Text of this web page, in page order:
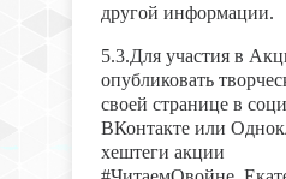
другой информации.
5.3.Для участия в
опубликовать
своей странице в
ВКонтакте или
хештеги акции